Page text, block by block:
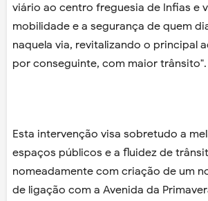
viário ao centro freguesia de Infias e
mobilidade e a segurança de quem
naquela via, revitalizando o principal
por conseguinte, com maior trânsito".
Esta intervenção visa sobretudo a
espaços públicos e a fluidez de
nomeadamente com criação de um
de ligação com a Avenida da